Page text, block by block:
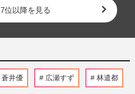
7位以降を見る
蒼井優 広瀬すず 林遣都